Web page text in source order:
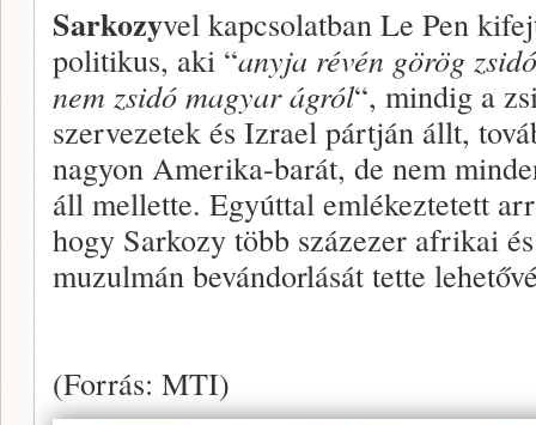
Sarkozyvel kapcsolatban Le Pen
politikus, aki “anyja révén görög
nem zsidó magyar ágról“, mindig a
szervezetek és Izrael pártján állt,
nagyon Amerika-barát, de nem
áll mellette. Egyúttal emlékeztetett
hogy Sarkozy több százezer afrikai és
muzulmán bevándorlását tette
(Forrás: MTI)